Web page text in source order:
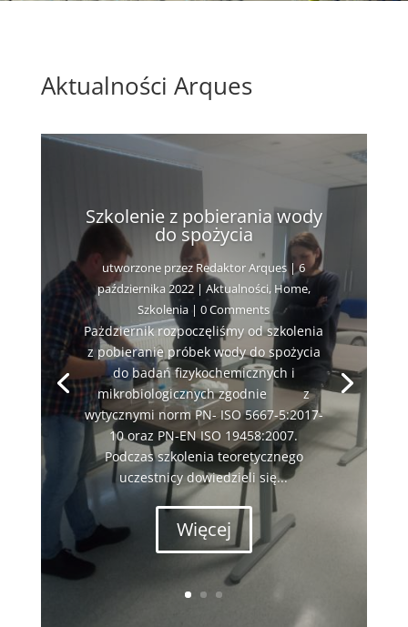
Aktualności Arques
Szkolenie z pobierania wody
do spożycia
utworzone przez Redaktor Arques|6
października 2022| Aktualności, Home,
Szkolenia | 0 Comments
Pażdziernik rozpoczęliśmy od szkolenia
z pobieranie próbek wody do spożycia
do badań fizykochemicznych i
mikrobiologicznych zgodnie z
wytycznymi norm PN- ISO 5667-5:2017-
10 oraz PN-EN ISO 19458:2007.
Podczas szkolenia teoretycznego
uczestnicy dowiedzieli się...
Więcej